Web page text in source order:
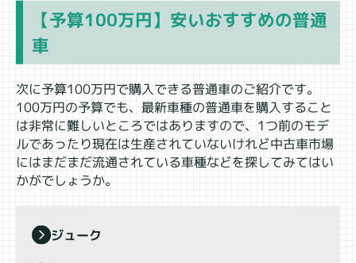
【予算100万円】安いおすすめの普通
車
次に予算100万円で購入できる普通車のご紹介です。
100万円の予算でも、最新車種の普通車を購入すること
は非常に難しいところではありますので、1つ前のモデ
ルであったり現在は生産されていないけれど中古車市場
にはまだまだ流通されている車種などを探してみてはい
かがでしょうか。
ジューク